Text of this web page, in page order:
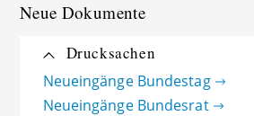
Neue Dokumente
Drucksachen
Neueingänge Bundestag
Neueingänge Bundesrat